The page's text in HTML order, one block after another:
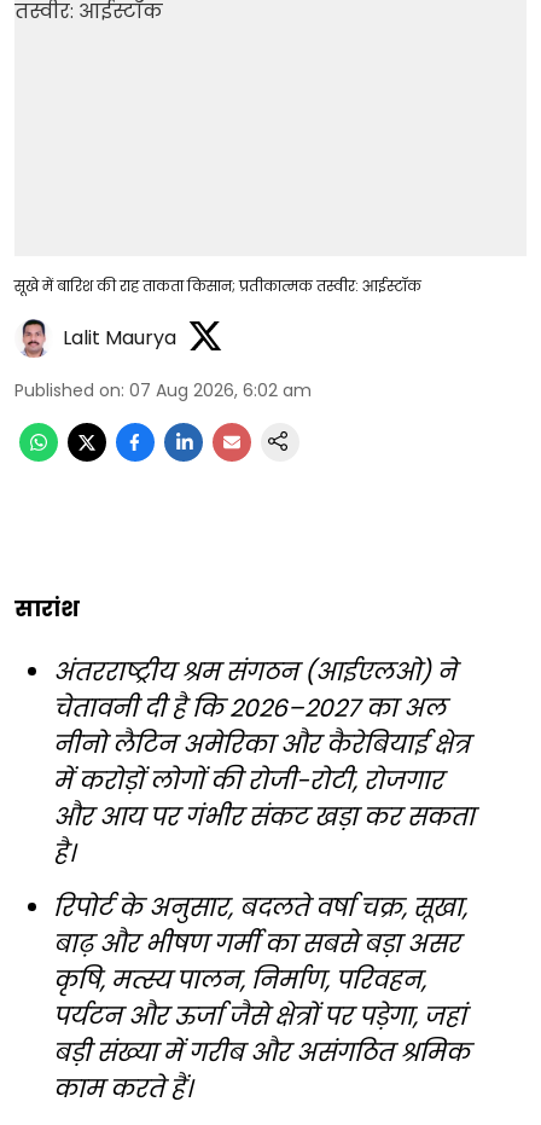
सूखे में बारिश की राह ताकता किसान; प्रतीकात्मक तस्वीर: आईस्टॉक
Lalit Maurya
Published on: 07 Aug 2026, 6:02 am
सारांश
अंतरराष्ट्रीय श्रम संगठन (आईएलओ) ने
चेतावनी दी है कि 2026–2027 का अल
नीनो लैटिन अमेरिका और कैरेबियाई क्षेत्र
में करोड़ों लोगों की रोजी-रोटी, रोजगार
और आय पर गंभीर संकट खड़ा कर सकता
है।
रिपोर्ट के अनुसार, बदलते वर्षा चक्र, सूखा,
बाढ़ और भीषण गर्मी का सबसे बड़ा असर
कृषि, मत्स्य पालन, निर्माण, परिवहन,
पर्यटन और ऊर्जा जैसे क्षेत्रों पर पड़ेगा, जहां
बड़ी संख्या में गरीब और असंगठित श्रमिक
काम करते हैं।